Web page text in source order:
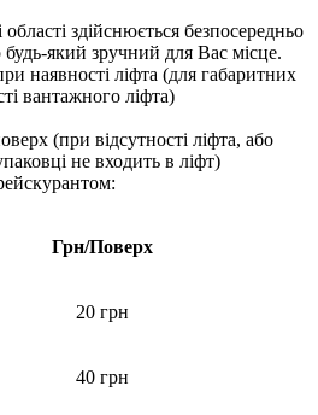
здійснюється безпосередньо
будь-який зручний для Вас місце.
наявності ліфта (для габаритних
вантажного ліфта)
(при відсутності ліфта, або
не входить в ліфт)
Грн/Поверх
20 грн
40 грн